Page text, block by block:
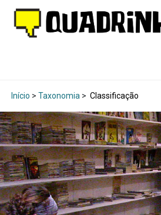
Início > Taxonomia > Classificação